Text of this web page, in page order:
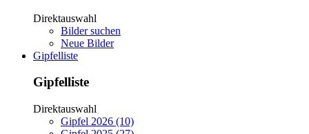
Direktauswahl
Bilder suchen
Neue Bilder
Gipfelliste
Gipfelliste
Direktauswahl
Gipfel 2026 (10)